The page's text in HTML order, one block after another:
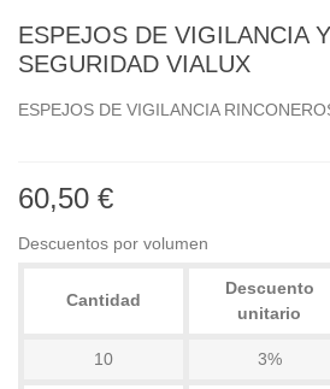
ESPEJOS DE VIGILANCIA Y
SEGURIDAD VIALUX
ESPEJOS DE VIGILANCIA
60,50 €
Descuentos por volumen
Cantidad
Descuento
unitario
10 3%